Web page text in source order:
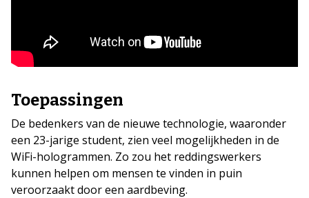
Toepassingen
De bedenkers van de nieuwe technologie, waaronder
een 23-jarige student, zien veel mogelijkheden in de
WiFi-hologrammen. Zo zou het reddingswerkers
kunnen helpen om mensen te vinden in puin
veroorzaakt door een aardbeving.